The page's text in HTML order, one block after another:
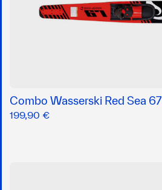
Combo Wasserski Red Sea 67
199,90 €